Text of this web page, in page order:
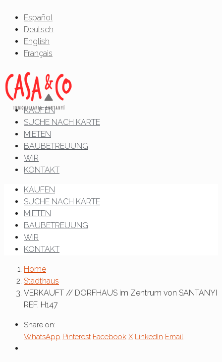
Español
Deutsch
English
Français
KAUFEN
SUCHE NACH KARTE
MIETEN
BAUBETREUUNG
WIR
KONTAKT
KAUFEN
SUCHE NACH KARTE
MIETEN
BAUBETREUUNG
WIR
KONTAKT
Home
Stadthaus
VERKAUFT // DORFHAUS im Zentrum von SANTANYI
REF. H147
Share on:
WhatsApp Pinterest Facebook X LinkedIn Email